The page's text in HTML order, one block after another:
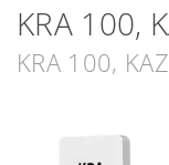
KRA 100,
KRA 100,